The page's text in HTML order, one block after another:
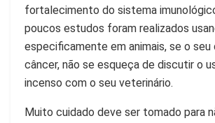
fortalecimento do sistema
poucos estudos foram realizados
especificamente em animais, se o
câncer, não se esqueça de discutir o
incenso com o seu veterinário.
Muito cuidado deve ser tomado para